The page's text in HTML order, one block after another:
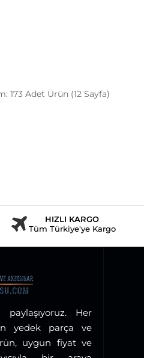
173 Adet Ürün (12 Sayfa)
HIZLI KARGO
Tüm Türkiye'ye Kargo
Her
yedek parça ve
uygun fiyat ve